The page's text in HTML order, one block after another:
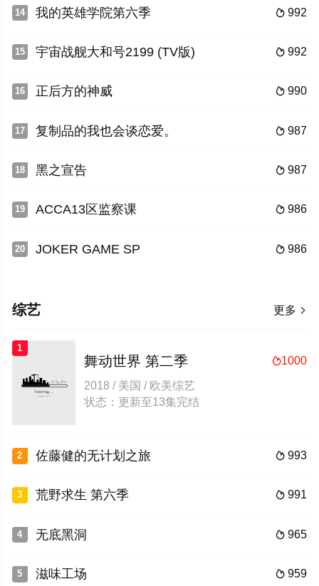
14  992
我的英雄学院第六季
15  992
宇宙战舰大和号2199 (TV版)
16  990
正后方的神威
17  987
复制品的我也会谈恋爱。
18  987
黑之宣告
19  986
ACCA13区监察课
20  986
JOKER GAME SP
更多 
综艺
1
1000
舞动世界 第二季
2018 / 美国 / 欧美综艺
状态：更新至13集完结
2  993
佐藤健的无计划之旅
3  991
荒野求生 第六季
4  965
无底黑洞
5  959
滋味工场